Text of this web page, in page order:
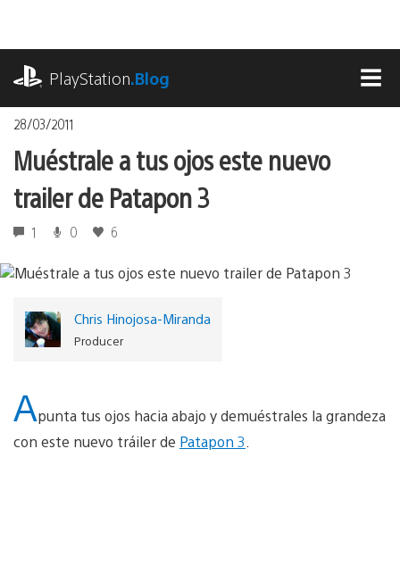
contenido
PlayStation.Blog
28/03/2011
Muéstrale a tus ojos este nuevo
trailer de Patapon 3
1 0 6
Chris Hinojosa-Miranda
Producer
Apunta tus ojos hacia abajo y demuéstrales la grandeza
con este nuevo tráiler de Patapon 3